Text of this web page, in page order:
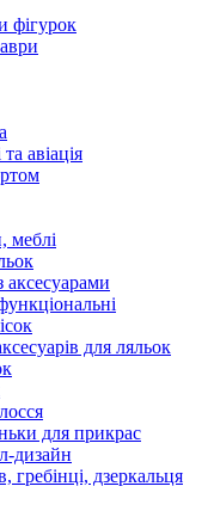
фігурок
авіація
меблі
аксесуарами
для ляльок
для прикрас
дизайн
гребінці, дзеркальця